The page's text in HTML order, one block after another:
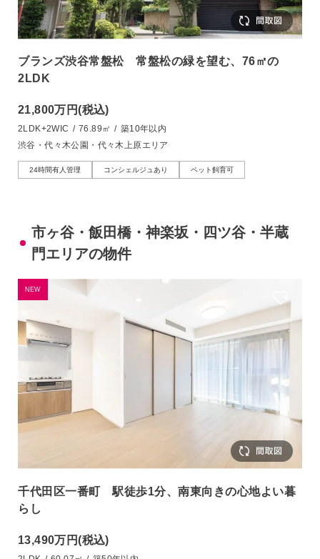
ブランズ渋谷常盤松 常盤松の緑を望む、76㎡の
2LDK
21,800万円(税込)
2LDK+2WIC / 76.89㎡ / 築10年以内
渋谷・代々木公園・代々木上原エリア
24時間有人管理 コンシェルジュあり ペット飼育可
市ヶ谷・飯田橋・神楽坂・四ツ谷・半蔵
門エリアの物件
NEW
千代田区一番町 駅徒歩1分、南東向きの心地よい暮
らし
13,490万円(税込)